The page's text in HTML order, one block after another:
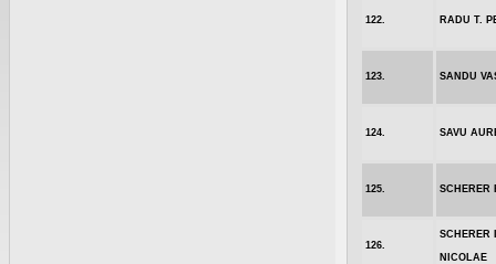
122. RADU T.
123. SANDU
124. SAVU
125. SCHERER
126.
SCHERER
NICOLAE